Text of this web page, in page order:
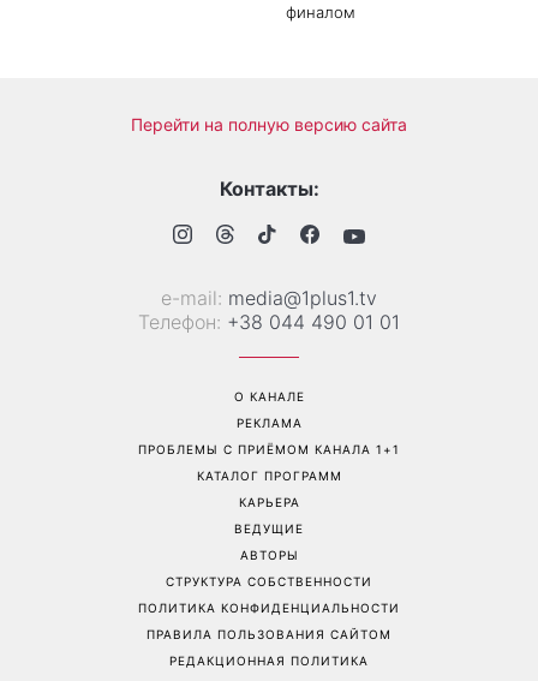
финалом
Перейти на полную версию сайта
Контакты:
е-mail: media@1plus1.tv
Телефон: +38 044 490 01 01
О КАНАЛЕ
РЕКЛАМА
ПРОБЛЕМЫ С ПРИЁМОМ КАНАЛА 1+1
КАТАЛОГ ПРОГРАММ
КАРЬЕРА
ВЕДУЩИЕ
АВТОРЫ
СТРУКТУРА СОБСТВЕННОСТИ
ПОЛИТИКА КОНФИДЕНЦИАЛЬНОСТИ
ПРАВИЛА ПОЛЬЗОВАНИЯ САЙТОМ
РЕДАКЦИОННАЯ ПОЛИТИКА